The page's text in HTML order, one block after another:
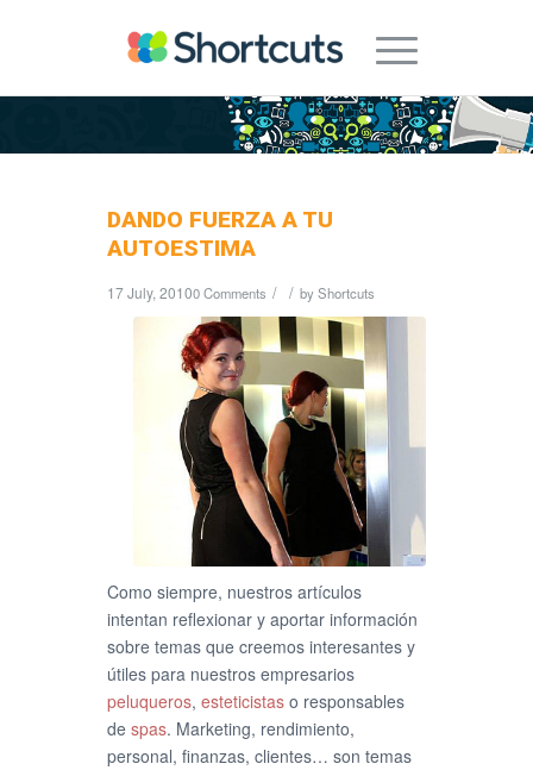
DANDO FUERZA A TU
AUTOESTIMA
17 July, 20100 Comments / / byShortcuts
Como siempre, nuestros artículos
intentan reflexionar y aportar información
sobre temas que creemos interesantes y
útiles para nuestros empresarios
peluqueros, esteticistas o responsables
de spas. Marketing, rendimiento,
personal, finanzas, clientes… son temas